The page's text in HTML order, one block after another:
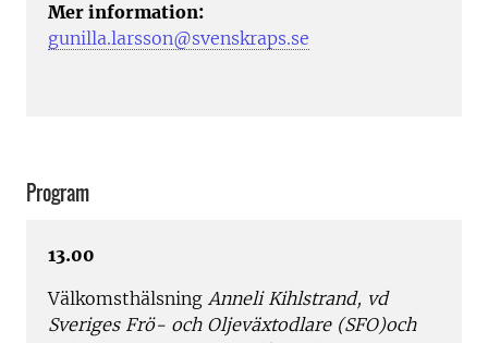
Mer information:
gunilla.larsson@svenskraps.se
Program
13.00
Välkomsthälsning Anneli Kihlstrand, vd
Sveriges Frö- och Oljeväxtodlare (SFO)och